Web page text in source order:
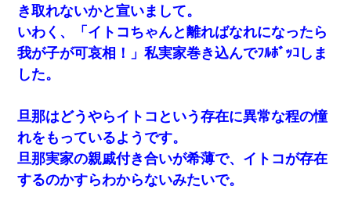
き取れないかと宣いまして。
いわく、「イトコちゃんと離ればなれになったら
我が子が可哀相！」私実家巻き込んでﾌﾙﾎﾞｯｺしま
した。
旦那はどうやらイトコという存在に異常な程の憧
れをもっているようです。
旦那実家の親戚付き合いが希薄で、イトコが存在
するのかすらわからないみたいで。